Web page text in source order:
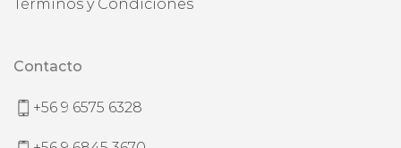
Términos y Condiciones
Contacto
+56 9 6575 6328